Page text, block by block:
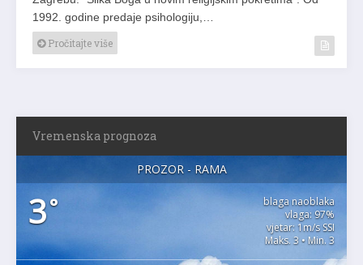
1992. godine predaje psihologiju,…
Pročitajte više
Vremenska prognoza
PROZOR - RAMA
3°
blaga naoblaka
vlaga: 97%
vjetar: 1m/s SSI
Maks. 3 • Min. 3